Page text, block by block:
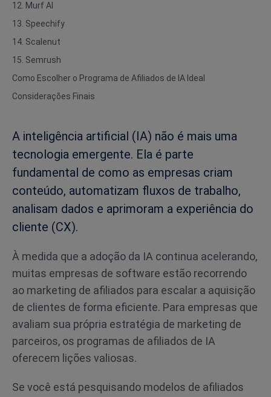
12. Murf AI
13. Speechify
14. Scalenut
15. Semrush
Como Escolher o Programa de Afiliados de IA Ideal
Considerações Finais
A inteligência artificial (IA) não é mais uma
tecnologia emergente. Ela é parte
fundamental de como as empresas criam
conteúdo, automatizam fluxos de trabalho,
analisam dados e aprimoram a experiência do
cliente (CX).
À medida que a adoção da IA continua acelerando,
muitas empresas de software estão recorrendo
ao marketing de afiliados para escalar a aquisição
de clientes de forma eficiente. Para empresas que
avaliam sua própria estratégia de marketing de
parceiros, os programas de afiliados de IA
oferecem lições valiosas.
Se você está pesquisando modelos de afiliados